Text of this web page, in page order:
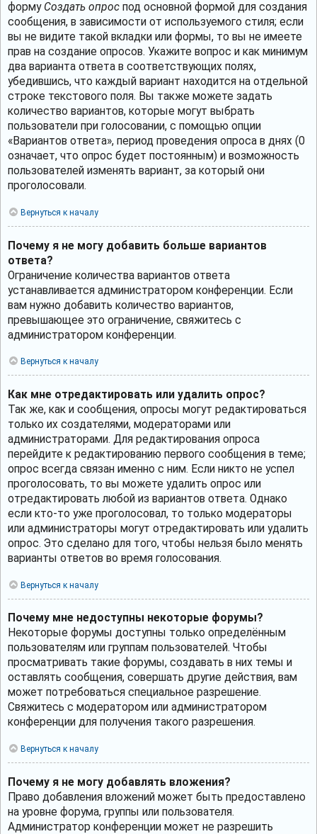
форму Создать опрос под основной формой для создания
сообщения, в зависимости от используемого стиля; если
вы не видите такой вкладки или формы, то вы не имеете
прав на создание опросов. Укажите вопрос и как минимум
два варианта ответа в соответствующих полях,
убедившись, что каждый вариант находится на отдельной
строке текстового поля. Вы также можете задать
количество вариантов, которые могут выбрать
пользователи при голосовании, с помощью опции
«Вариантов ответа», период проведения опроса в днях (0
означает, что опрос будет постоянным) и возможность
пользователей изменять вариант, за который они
проголосовали.
Вернуться к началу
Почему я не могу добавить больше вариантов
ответа?
Ограничение количества вариантов ответа
устанавливается администратором конференции. Если
вам нужно добавить количество вариантов,
превышающее это ограничение, свяжитесь с
администратором конференции.
Вернуться к началу
Как мне отредактировать или удалить опрос?
Так же, как и сообщения, опросы могут редактироваться
только их создателями, модераторами или
администраторами. Для редактирования опроса
перейдите к редактированию первого сообщения в теме;
опрос всегда связан именно с ним. Если никто не успел
проголосовать, то вы можете удалить опрос или
отредактировать любой из вариантов ответа. Однако
если кто-то уже проголосовал, то только модераторы
или администраторы могут отредактировать или удалить
опрос. Это сделано для того, чтобы нельзя было менять
варианты ответов во время голосования.
Вернуться к началу
Почему мне недоступны некоторые форумы?
Некоторые форумы доступны только определённым
пользователям или группам пользователей. Чтобы
просматривать такие форумы, создавать в них темы и
оставлять сообщения, совершать другие действия, вам
может потребоваться специальное разрешение.
Свяжитесь с модератором или администратором
конференции для получения такого разрешения.
Вернуться к началу
Почему я не могу добавлять вложения?
Право добавления вложений может быть предоставлено
на уровне форума, группы или пользователя.
Администратор конференции может не разрешить